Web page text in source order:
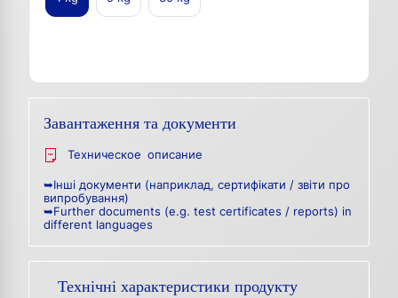
Завантаження та документи
Техническое описание
➥Інші документи (наприклад, сертифікати / звіти про
випробування)
➥Further documents (e.g. test certificates / reports) in
different languages
Технічні характеристики продукту